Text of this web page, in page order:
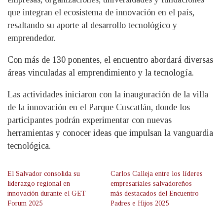
que integran el ecosistema de innovación en el país,
resaltando su aporte al desarrollo tecnológico y
emprendedor.
Con más de 130 ponentes, el encuentro abordará diversas
áreas vinculadas al emprendimiento y la tecnología.
Las actividades iniciaron con la inauguración de la villa
de la innovación en el Parque Cuscatlán, donde los
participantes podrán experimentar con nuevas
herramientas y conocer ideas que impulsan la vanguardia
tecnológica.
El Salvador consolida su
liderazgo regional en
innovación durante el GET
Forum 2025
Carlos Calleja entre los líderes
empresariales salvadoreños
más destacados del Encuentro
Padres e Hijos 2025